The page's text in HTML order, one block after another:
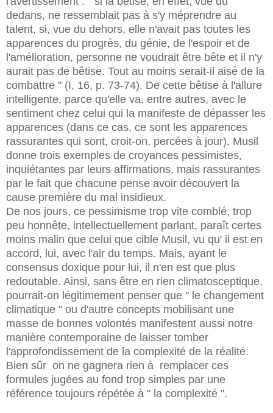
dedans, ne ressemblait pas à s'y méprendre au
talent, si, vue du dehors, elle n'avait pas toutes les
apparences du progrès, du génie, de l'espoir et de
l'amélioration, personne ne voudrait être bête et il n'y
aurait pas de bêtise. Tout au moins serait-il aisé de la
combattre " (I, 16, p. 73-74). De cette bêtise à l'allure
intelligente, parce qu'elle va, entre autres, avec le
sentiment chez celui qui la manifeste de dépasser les
apparences (dans ce cas, ce sont les apparences
rassurantes qui sont, croit-on, percées à jour), Musil
donne trois exemples de croyances pessimistes,
inquiétantes par leurs affirmations, mais rassurantes
par le fait que chacune pense avoir découvert la
cause première du mal insidieux.
De nos jours, ce pessimisme trop vite comblé, trop
peu honnête, intellectuellement parlant, paraît certes
moins malin que celui que cible Musil, vu qu' il est en
accord, lui, avec l'air du temps. Mais, ayant le
consensus doxique pour lui, il n'en est que plus
redoutable. Ainsi, sans être en rien climatosceptique,
pourrait-on légitimement penser que " le changement
climatique " ou d'autre concepts mobilisant une
masse de bonnes volontés manifestent aussi notre
manière contemporaine de laisser tomber
l'approfondissement de la complexité de la réalité.
Bien sûr on ne gagnera rien à remplacer ces
formules jugées au fond trop simples par une
référence toujours répétée à " la complexité ".